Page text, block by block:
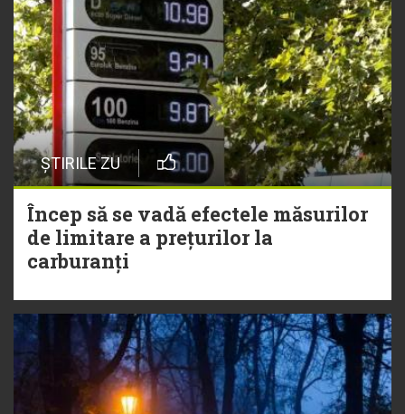
ȘTIRILE ZU
Încep să se vadă efectele măsurilor
de limitare a prețurilor la
carburanți